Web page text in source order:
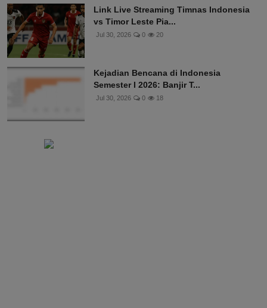
Link Live Streaming Timnas Indonesia
vs Timor Leste Pia...
Jul 30, 2026 0 20
Kejadian Bencana di Indonesia
Semester I 2026: Banjir T...
Jul 30, 2026 0 18